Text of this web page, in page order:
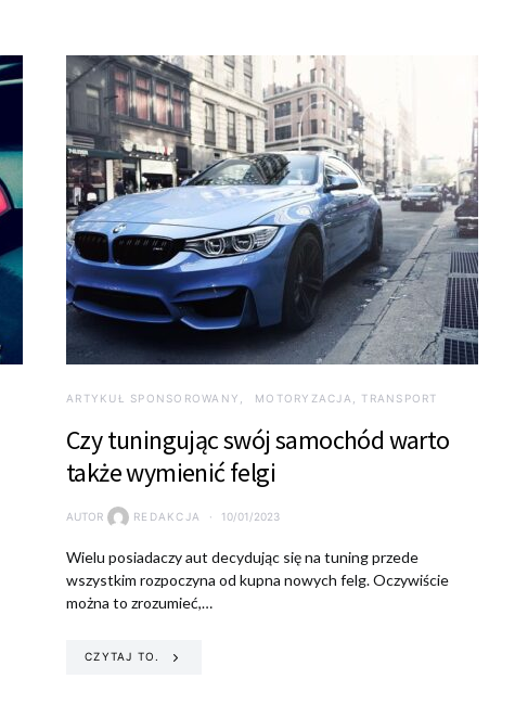
ARTYKUŁ SPONSOROWANY MOTORYZACJA, TRANSPORT
Czy tuningując swój samochód warto
także wymienić felgi
AUTOR REDAKCJA 10/01/2023
Wielu posiadaczy aut decydując się na tuning przede
wszystkim rozpoczyna od kupna nowych felg. Oczywiście
można to zrozumieć,…
CZYTAJ TO.